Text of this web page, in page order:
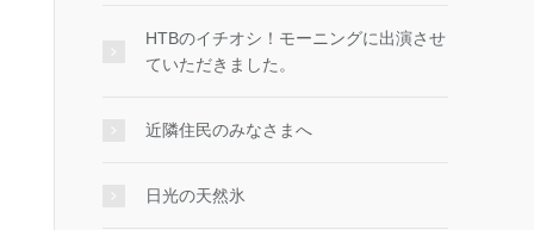
HTBのイチオシ！モーニングに出演させ
ていただきました。
近隣住民のみなさまへ
日光の天然氷